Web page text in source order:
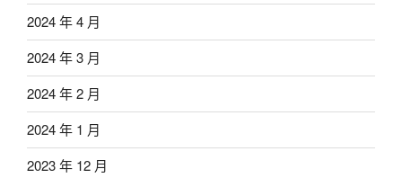
2024 年 4 月
2024 年 3 月
2024 年 2 月
2024 年 1 月
2023 年 12 月